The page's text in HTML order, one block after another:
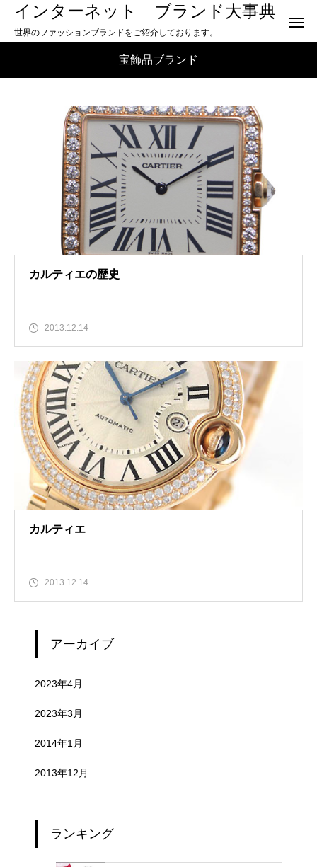
インターネット ブランド大事典
世界のファッションブランドをご紹介しております。
宝飾品ブランド
カルティエの歴史
2013.12.14
カルティエ
2013.12.14
アーカイブ
2023年4月
2023年3月
2014年1月
2013年12月
ランキング